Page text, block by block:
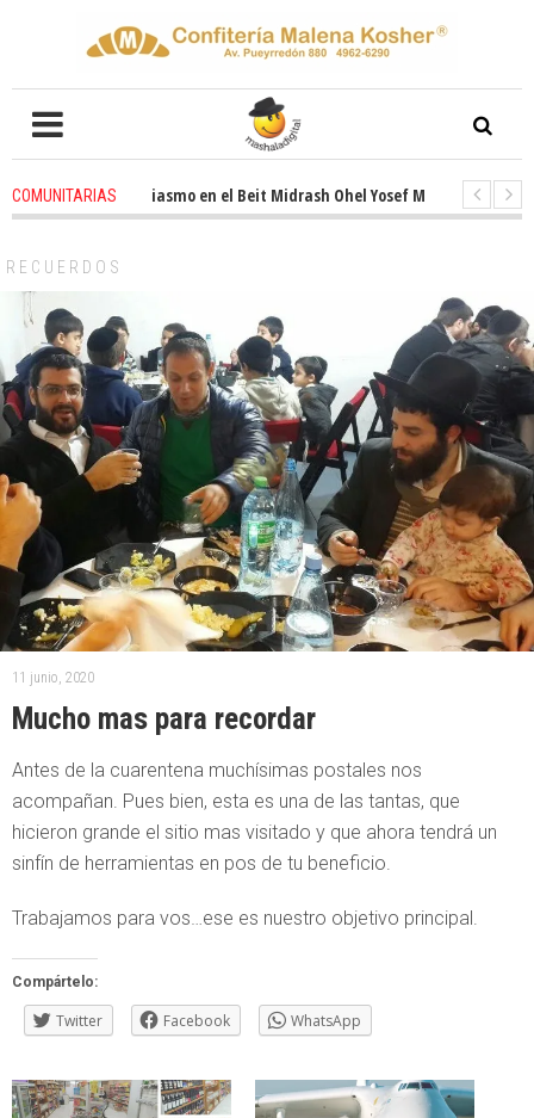
COMUNITARIASentusiasmo en el Beit Midrash Ohel Yosef Moshe 1 months ago
RECUERDOS
11 junio, 2020
Mucho mas para recordar
Antes de la cuarentena muchísimas postales nos
acompañan. Pues bien, esta es una de las tantas, que
hicieron grande el sitio mas visitado y que ahora tendrá un
sinfín de herramientas en pos de tu beneficio.
Trabajamos para vos…ese es nuestro objetivo principal.
Compártelo:
Twitter Facebook WhatsApp